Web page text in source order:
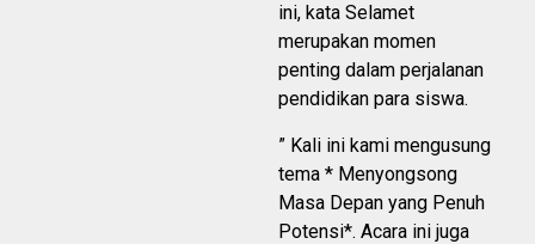
ini, kata Selamet
merupakan momen
penting dalam perjalanan
pendidikan para siswa.
” Kali ini kami mengusung
tema * Menyongsong
Masa Depan yang Penuh
Potensi*. Acara ini juga